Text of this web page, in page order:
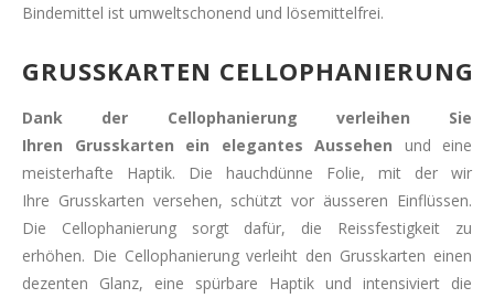
Bindemittel ist umweltschonend und lösemittelfrei.
GRUSSKARTEN CELLOPHANIERUNG
Dank der Cellophanierung verleihen Sie
Ihren Grusskarten ein elegantes Aussehen und eine
meisterhafte Haptik. Die hauchdünne Folie, mit der wir
Ihre Grusskarten versehen, schützt vor äusseren Einflüssen.
Die Cellophanierung sorgt dafür, die Reissfestigkeit zu
erhöhen. Die Cellophanierung verleiht den Grusskarten einen
dezenten Glanz, eine spürbare Haptik und intensiviert die